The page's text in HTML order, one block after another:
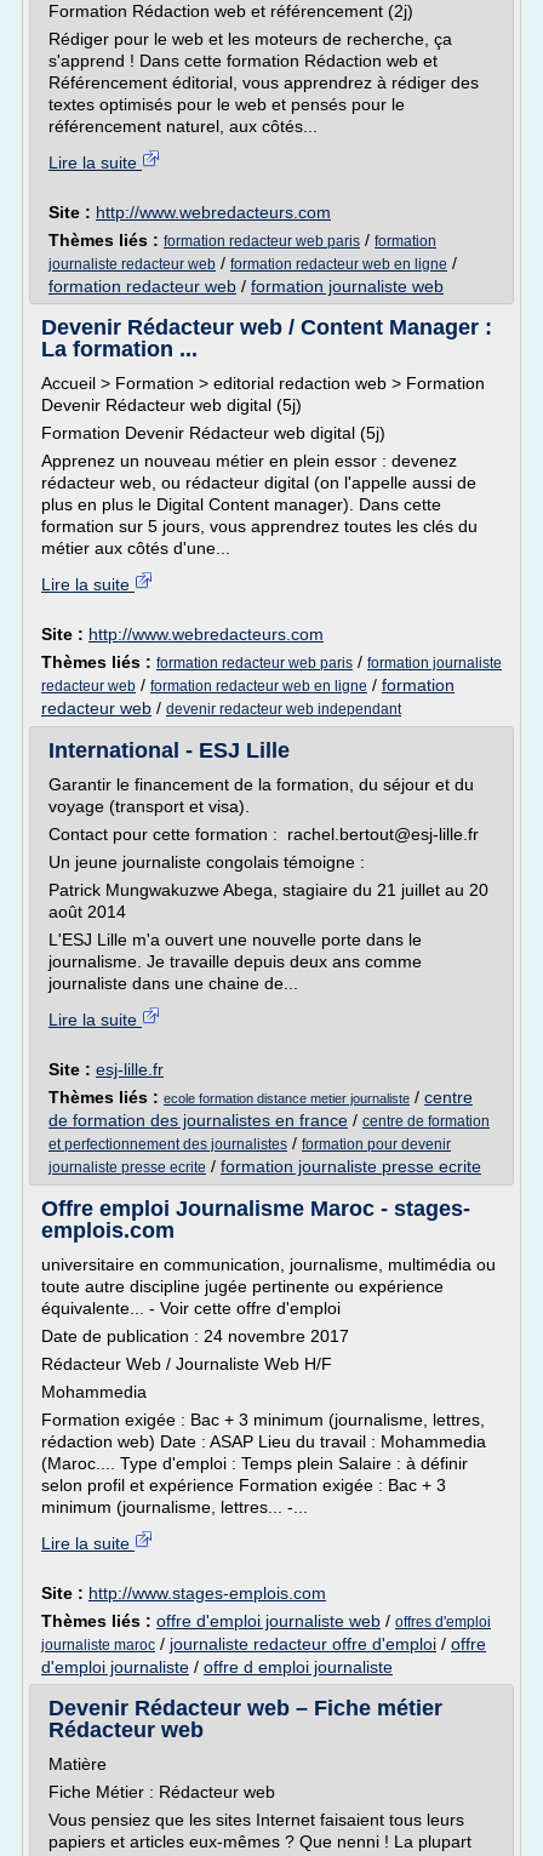
Formation Rédaction web et référencement (2j)
Rédiger pour le web et les moteurs de recherche, ça
s'apprend ! Dans cette formation Rédaction web et
Référencement éditorial, vous apprendrez à rédiger des
textes optimisés pour le web et pensés pour le
référencement naturel, aux côtés...
Lire la suite
Site : http://www.webredacteurs.com
Thèmes liés : formation redacteur web paris / formation
journaliste redacteur web / formation redacteur web en ligne /
formation redacteur web / formation journaliste web
Devenir Rédacteur web / Content Manager :
La formation ...
Accueil > Formation > editorial redaction web > Formation
Devenir Rédacteur web digital (5j)
Formation Devenir Rédacteur web digital (5j)
Apprenez un nouveau métier en plein essor : devenez
rédacteur web, ou rédacteur digital (on l'appelle aussi de
plus en plus le Digital Content manager). Dans cette
formation sur 5 jours, vous apprendrez toutes les clés du
métier aux côtés d'une...
Lire la suite
Site : http://www.webredacteurs.com
Thèmes liés : formation redacteur web paris / formation journaliste
redacteur web / formation redacteur web en ligne / formation
redacteur web / devenir redacteur web independant
International - ESJ Lille
Garantir le financement de la formation, du séjour et du
voyage (transport et visa).
Contact pour cette formation : rachel.bertout@esj-lille.fr
Un jeune journaliste congolais témoigne :
Patrick Mungwakuzwe Abega, stagiaire du 21 juillet au 20
août 2014
L'ESJ Lille m'a ouvert une nouvelle porte dans le
journalisme. Je travaille depuis deux ans comme
journaliste dans une chaine de...
Lire la suite
Site : esj-lille.fr
Thèmes liés : ecole formation distance metier journaliste / centre
de formation des journalistes en france / centre de formation
et perfectionnement des journalistes / formation pour devenir
journaliste presse ecrite / formation journaliste presse ecrite
Offre emploi Journalisme Maroc - stages-
emplois.com
universitaire en communication, journalisme, multimédia ou
toute autre discipline jugée pertinente ou expérience
équivalente... - Voir cette offre d'emploi
Date de publication : 24 novembre 2017
Rédacteur Web / Journaliste Web H/F
Mohammedia
Formation exigée : Bac + 3 minimum (journalisme, lettres,
rédaction web) Date : ASAP Lieu du travail : Mohammedia
(Maroc.... Type d'emploi : Temps plein Salaire : à définir
selon profil et expérience Formation exigée : Bac + 3
minimum (journalisme, lettres... -...
Lire la suite
Site : http://www.stages-emplois.com
Thèmes liés : offre d'emploi journaliste web / offres d'emploi
journaliste maroc / journaliste redacteur offre d'emploi / offre
d'emploi journaliste / offre d emploi journaliste
Devenir Rédacteur web – Fiche métier
Rédacteur web
Matière
Fiche Métier : Rédacteur web
Vous pensiez que les sites Internet faisaient tous leurs
papiers et articles eux-mêmes ? Que nenni ! La plupart